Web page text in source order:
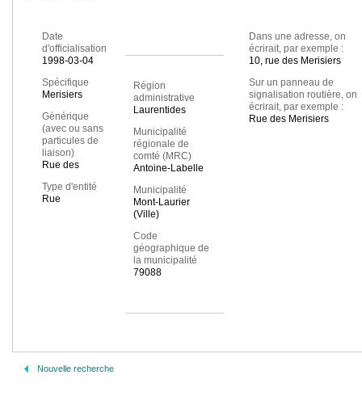
Date
d'officialisation
1998-03-04
Spécifique
Merisiers
Générique
(avec ou sans
particules de
liaison)
Rue des
Type d'entité
Rue
Région
administrative
Laurentides
Municipalité
régionale de
comté (MRC)
Antoine-Labelle
Municipalité
Mont-Laurier
(Ville)
Code
géographique de
la municipalité
79088
Dans une adresse, on
écrirait, par exemple :
10, rue des Merisiers
Sur un panneau de
signalisation routière, on
écrirait, par exemple :
Rue des Merisiers
Nouvelle recherche